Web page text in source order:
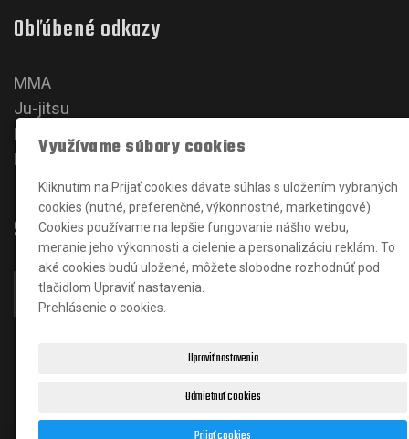
Obľúbené odkazy
MMA
Ju-jitsu
Karate
Kickbox
Sociálne siete
Využívame súbory cookies
Kliknutím na Prijať cookies dávate súhlas s uložením vybraných
cookies (nutné, preferenčné, výkonnostné, marketingové).
Cookies používame na lepšie fungovanie nášho webu,
meranie jeho výkonnosti a cielenie a personalizáciu reklám. To
aké cookies budú uložené, môžete slobodne rozhodnúť pod
tlačidlom Upraviť nastavenia.
Prehlásenie o cookies.
Upraviť nastavenia
Odmietnuť cookies